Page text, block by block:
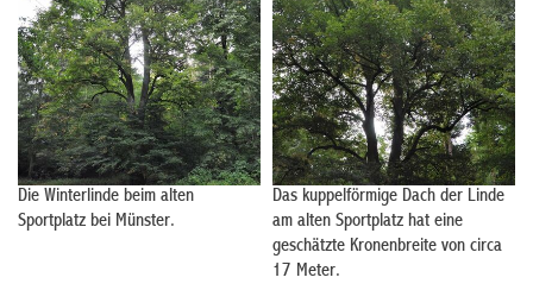
Die Winterlinde beim alten
Sportplatz bei Münster.
Das kuppelförmige Dach der Linde
am alten Sportplatz hat eine
geschätzte Kronenbreite von circa
17 Meter.